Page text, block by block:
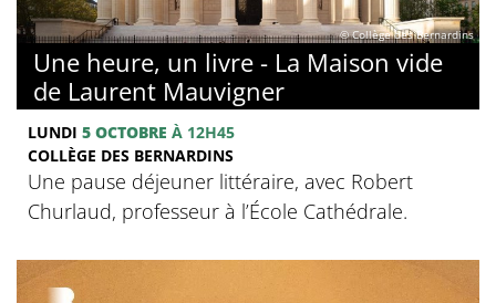
© Collège des Bernardins
Une heure, un livre - La Maison vide
de Laurent Mauvigner
LUNDI 5 OCTOBRE À 12H45
COLLÈGE DES BERNARDINS
Une pause déjeuner littéraire, avec Robert
Churlaud, professeur à l’École Cathédrale.